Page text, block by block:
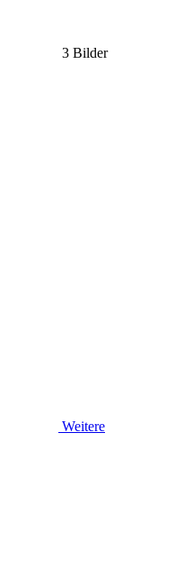
3 Bilder
Weitere